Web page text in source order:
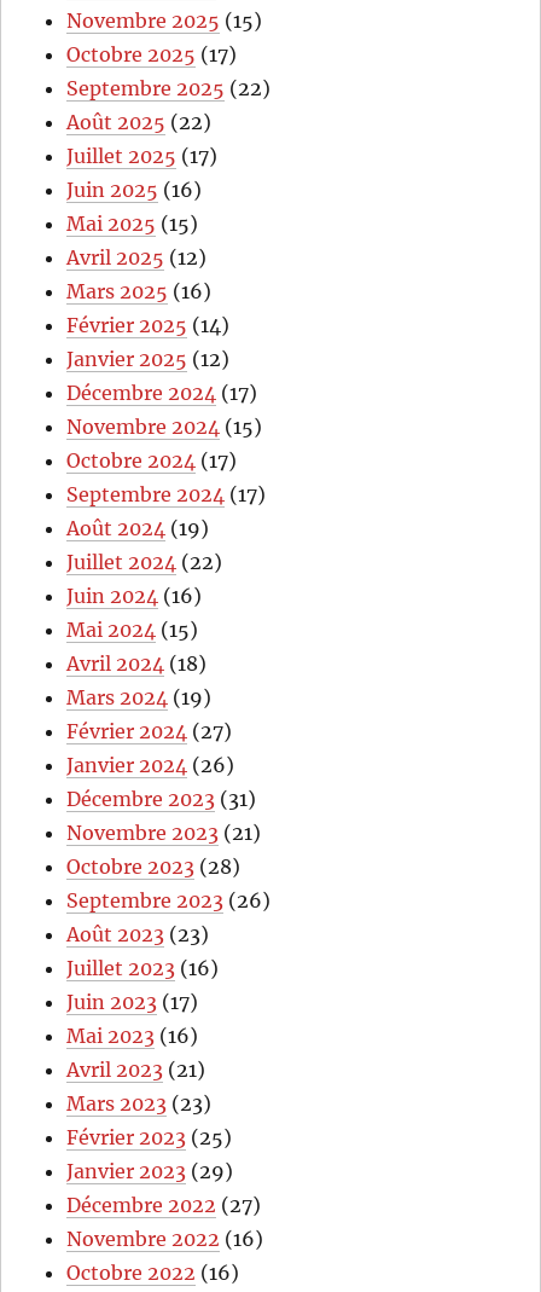
Novembre 2025 (15)
Octobre 2025 (17)
Septembre 2025 (22)
Août 2025 (22)
Juillet 2025 (17)
Juin 2025 (16)
Mai 2025 (15)
Avril 2025 (12)
Mars 2025 (16)
Février 2025 (14)
Janvier 2025 (12)
Décembre 2024 (17)
Novembre 2024 (15)
Octobre 2024 (17)
Septembre 2024 (17)
Août 2024 (19)
Juillet 2024 (22)
Juin 2024 (16)
Mai 2024 (15)
Avril 2024 (18)
Mars 2024 (19)
Février 2024 (27)
Janvier 2024 (26)
Décembre 2023 (31)
Novembre 2023 (21)
Octobre 2023 (28)
Septembre 2023 (26)
Août 2023 (23)
Juillet 2023 (16)
Juin 2023 (17)
Mai 2023 (16)
Avril 2023 (21)
Mars 2023 (23)
Février 2023 (25)
Janvier 2023 (29)
Décembre 2022 (27)
Novembre 2022 (16)
Octobre 2022 (16)